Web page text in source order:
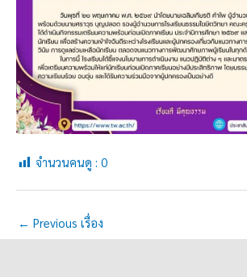
จำนวนคนดู : 0
← Previous เรื่อง